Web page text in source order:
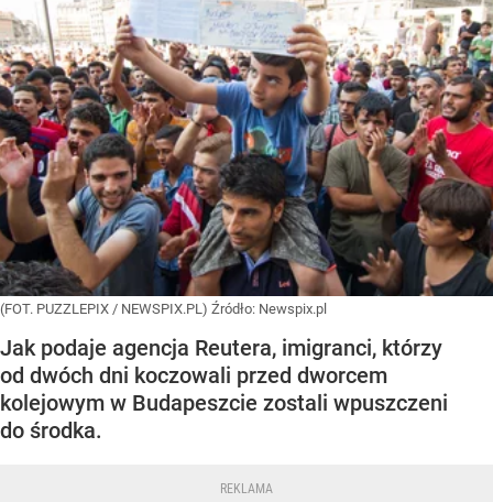
(FOT. PUZZLEPIX / NEWSPIX.PL) Źródło: Newspix.pl
Jak podaje agencja Reutera, imigranci, którzy
od dwóch dni koczowali przed dworcem
kolejowym w Budapeszcie zostali wpuszczeni
do środka.